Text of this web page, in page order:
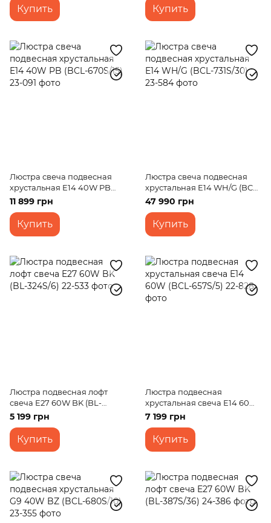
Купить Купить
Люстра свеча подвесная
хрустальная E14 40W PB
(BCL-670S/15)
11 899 грн
Купить
Люстра свеча подвесная
хрустальная E14 WH/G (BCL-
731S/30)
47 990 грн
Купить
Люстра подвесная лофт
свеча E27 60W BK (BL-
324S/6)
5 199 грн
Купить
Люстра подвесная
хрустальная свеча E14 60W
(BCL-657S/5)
7 199 грн
Купить